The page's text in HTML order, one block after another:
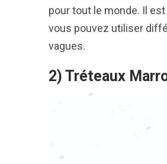
pour tout le monde. Il
vous pouvez utiliser
vagues.
2) Tréteaux